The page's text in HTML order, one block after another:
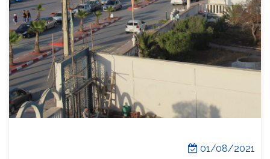
01/08/2021